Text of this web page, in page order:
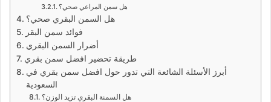
هل سمن المراعي صحي؟
هل السمن البقري صحي؟
فوائد سمن البقر
أضرار السمن البقري
طريقة تحضير افضل سمن بقري
أبرز الأسئلة الشائعة التي تدور حول افضل سمن بقري في
السعودية
هل السمنة البقري تزيد الوزن؟